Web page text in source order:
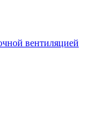
вентиляцией